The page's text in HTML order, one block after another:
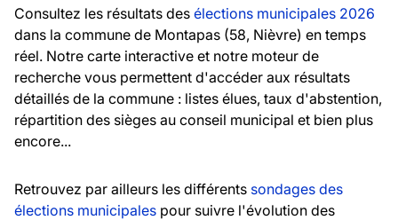
Consultez les résultats des élections municipales 2026
dans la commune de Montapas (58, Nièvre) en temps
réel. Notre carte interactive et notre moteur de
recherche vous permettent d'accéder aux résultats
détaillés de la commune : listes élues, taux d'abstention,
répartition des sièges au conseil municipal et bien plus
encore...
Retrouvez par ailleurs les différents sondages des
élections municipales pour suivre l'évolution des